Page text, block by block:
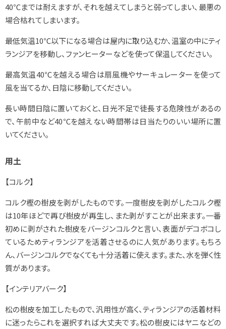
40℃までは耐えますが、それを越えてしまうと弱ってしまい、最悪の
場合枯れてしまいます。
最低気温10℃以下になる場合は屋内に取り込むか、温室の中にティ
ランジアを移動し、ファンヒーターなどを使って保温してください。
最高気温40℃を越える場合は扇風機やサーキュレーターを使って
風を当てるか、日陰に移動してください。
長い時間日陰に置いておくと、日光不足で徒長する危険性があるの
で、午前中など40℃を越えない時間帯は日当たりのいい場所に置
いてください。
用土
【コルク】
コルク樫の樹皮を剥がしたものです。一度樹皮を剥がしたコルク樫
は10年ほどで再び樹皮が再生し、また剥がすことが出来ます。一番
初めに剥がされた樹皮をバージンコルクと言い、表面がデコボコし
ているためティランジアを活着させるのに人気があります。もちろ
ん、バージンコルクでなくても十分活着に使えます。また、水を弾く性
質があります。
【インテリアバーク】
松の樹皮を加工したもので、汎用性が高く、ティランジアの活着材料
に迷ったらこれを選択すれば大丈夫です。松の樹皮にはヤニなどの